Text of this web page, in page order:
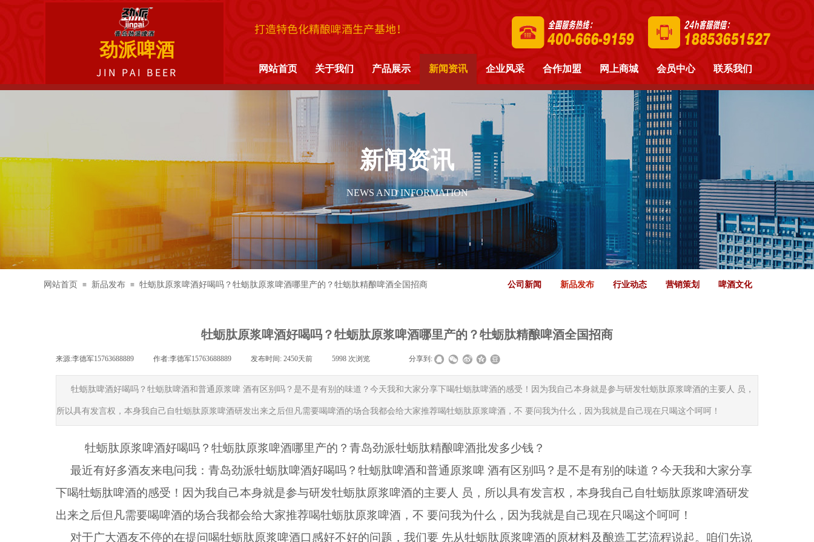
打造特色化精酿啤酒生产基地！
JIN PAI BEER
劲派啤酒
网站首页 关于我们 产品展示 新闻资讯 企业风采 合作加盟 网上商城 会员中心 联系我们
新闻资讯
NEWS AND INFORMATION
网站首页 ≡ 新品发布 ≡ 牡蛎肽原浆啤酒好喝吗？牡蛎肽原浆啤酒哪里产的？牡蛎肽精酿啤酒全国招商 公司新闻 新品发布 行业动态 营销策划 啤酒文化
牡蛎肽原浆啤酒好喝吗？牡蛎肽原浆啤酒哪里产的？牡蛎肽精酿啤酒全国招商
来源:李德军15763688889 作者:李德军15763688889 发布时间: 2450天前 5998 次浏览 分享到:
牡蛎肽啤酒好喝吗？牡蛎肽啤酒和普通原浆啤 酒有区别吗？是不是有别的味道？今天我和大家分享下喝牡蛎肽啤酒的感受！因为我自己本身就是参与研发牡蛎肽原浆啤酒的主要人 员，
所以具有发言权，本身我自己自牡蛎肽原浆啤酒研发出来之后但凡需要喝啤酒的场合我都会给大家推荐喝牡蛎肽原浆啤酒，不 要问我为什么，因为我就是自己现在只喝这个呵呵！
牡蛎肽原浆啤酒好喝吗？牡蛎肽原浆啤酒哪里产的？青岛劲派牡蛎肽精酿啤酒批发多少钱？
最近有好多酒友来电问我：青岛劲派牡蛎肽啤酒好喝吗？牡蛎肽啤酒和普通原浆啤 酒有区别吗？是不是有别的味道？今天我和大家分享
下喝牡蛎肽啤酒的感受！因为我自己本身就是参与研发牡蛎肽原浆啤酒的主要人 员，所以具有发言权，本身我自己自牡蛎肽原浆啤酒研发
出来之后但凡需要喝啤酒的场合我都会给大家推荐喝牡蛎肽原浆啤酒，不 要问我为什么，因为我就是自己现在只喝这个呵呵！
对于广大酒友不停的在提问喝牡蛎肽原浆啤酒口感好不好的问题，我们要 先从牡蛎肽原浆啤酒的原材料及酿造工艺流程说起。咱们先说